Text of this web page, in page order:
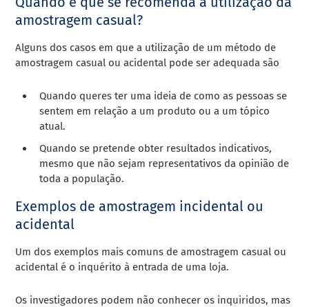
amostragem casual?
Alguns dos casos em que a utilização de um método de
amostragem casual ou acidental pode ser adequada são
Quando queres ter uma ideia de como as pessoas se
sentem em relação a um produto ou a um tópico
atual.
Quando se pretende obter resultados indicativos,
mesmo que não sejam representativos da opinião de
toda a população.
Exemplos de amostragem incidental ou
acidental
Um dos exemplos mais comuns de amostragem casual ou
acidental é o inquérito à entrada de uma loja.
Os investigadores podem não conhecer os inquiridos, mas